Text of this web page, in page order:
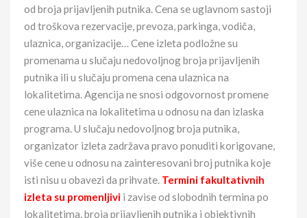
od broja prijavljenih putnika. Cena se uglavnom sastoji
od troškova rezervacije, prevoza, parkinga, vodiča,
ulaznica, organizacije… Cene izleta podložne su
promenama u slučaju nedovoljnog broja prijavljenih
putnika ili u slučaju promena cena ulaznica na
lokalitetima. Agencija ne snosi odgovornost promene
cene ulaznica na lokalitetima u odnosu na dan izlaska
programa. U slučaju nedovoljnog broja putnika,
organizator izleta zadržava pravo ponuditi korigovane,
više cene u odnosu na zainteresovani broj putnika koje
isti nisu u obavezi da prihvate. Termini fakultativnih
izleta su promenljivi i zavise od slobodnih termina po
lokalitetima, broja prijavljenih putnika i objektivnih